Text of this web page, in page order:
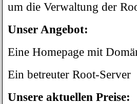
um die Verwaltung der
Unser Angebot:
Eine Homepage mit
Ein betreuter Root-Server
Unsere aktuellen Preise: